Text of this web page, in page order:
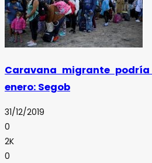
Caravana migrante
enero: Segob
31/12/2019
0
2K
0